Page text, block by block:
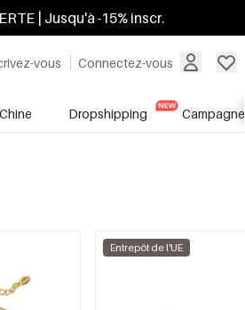
| Jusqu'à -15% inscr.
vous Connectez-vous
Dropshipping Campagnes
Entrepôt de l'UE